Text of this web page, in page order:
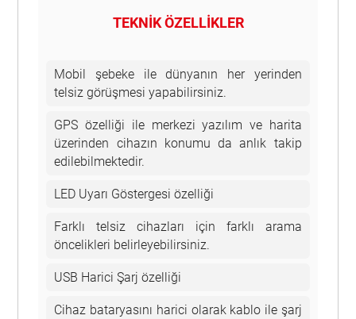
TEKNİK ÖZELLİKLER
Mobil şebeke ile dünyanın her yerinden
telsiz görüşmesi yapabilirsiniz.
GPS özelliği ile merkezi yazılım ve harita
üzerinden cihazın konumu da anlık takip
edilebilmektedir.
LED Uyarı Göstergesi özelliği
Farklı telsiz cihazları için farklı arama
öncelikleri belirleyebilirsiniz.
USB Harici Şarj özelliği
Cihaz bataryasını harici olarak kablo ile şarj